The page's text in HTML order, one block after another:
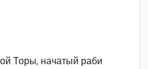
Торы, начатый раби